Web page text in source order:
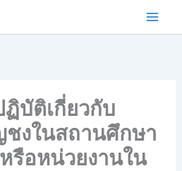
บัติเกี่ยวกับ
งในสถานศึกษา
รือหน่วยงานใน